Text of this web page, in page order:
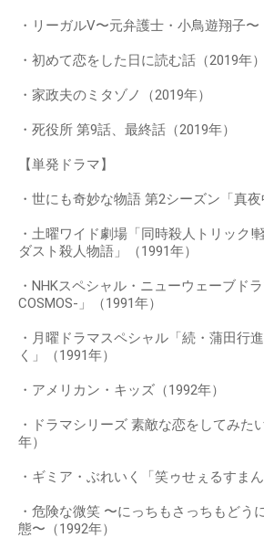
・リーガルV〜元弁護士・小鳥遊翔子〜
・初めて恋をした日に読む話（2019年）
・家政夫のミタゾノ（2019年）
・死役所 第9話、最終話（2019年）
【単発ドラマ】
・世にも奇妙な物語 第2シーズン「真夜
・土曜ワイド劇場「同時殺人トリック!
ダスト殺人物語」（1991年）
・NHKスペシャル・ニューウェーブド
COSMOS-」（1991年）
・月曜ドラマスペシャル「続・蒲田行
く」（1991年）
・アメリカン・キッズ（1992年）
・ドラマシリーズ 素敵な恋をしてみた
年）
・ギミア・ぶれいく「笑ゥせぇるすま
・危険な微笑 〜にっちもさっちもどう
態〜（1992年）